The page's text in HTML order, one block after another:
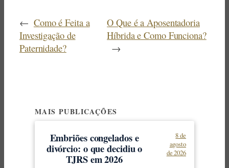
← Como é Feita a
Investigação de
Paternidade?
O Que é a Aposentadoria
Híbrida e Como Funciona?
→
MAIS PUBLICAÇÕES
Embriões congelados e
divórcio: o que decidiu o
TJRS em 2026
8 de
agosto
de 2026